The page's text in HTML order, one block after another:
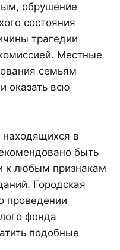
обрушение
состояния
трагедии
Местные
семьям
оказать всю
в
быть
к любым признакам
Городская
проведении
фонда
подобные